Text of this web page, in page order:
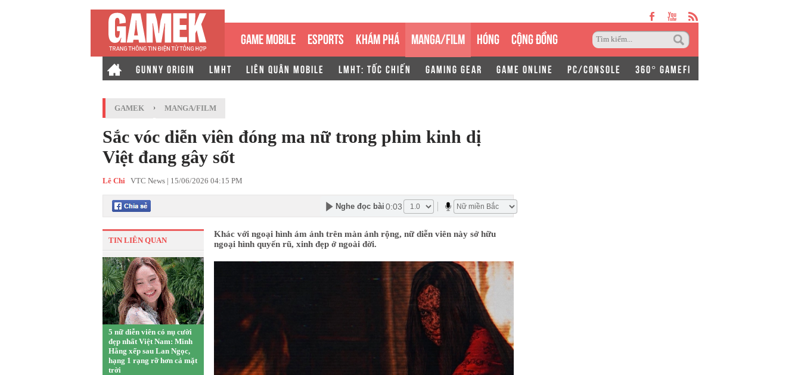
GAME MOBILE ESPORTS KHÁM PHÁ MANGA/FILM HÓNG CỘNG ĐỒNG
GUNNY ORIGIN LMHT LIÊN QUÂN MOBILE LMHT: TỐC CHIẾN GAMING GEAR GAME ONLINE PC/CONSOLE 360° GAMEFI
GAMEK › MANGA/FILM
Sắc vóc diễn viên đóng ma nữ trong phim kinh dị
Việt đang gây sốt
Lê Chi VTC News | 15/06/2026 04:15 PM
Nghe đọc bài 0:03
TIN LIÊN QUAN
5 nữ diễn viên có nụ cười
đẹp nhất Việt Nam: Minh
Hằng xếp sau Lan Ngọc,
hạng 1 rạng rỡ hơn cả mặt
trời
Khác với ngoại hình ám ảnh trên màn ảnh rộng, nữ diễn viên này sở hữu
ngoại hình quyến rũ, xinh đẹp ở ngoài đời.